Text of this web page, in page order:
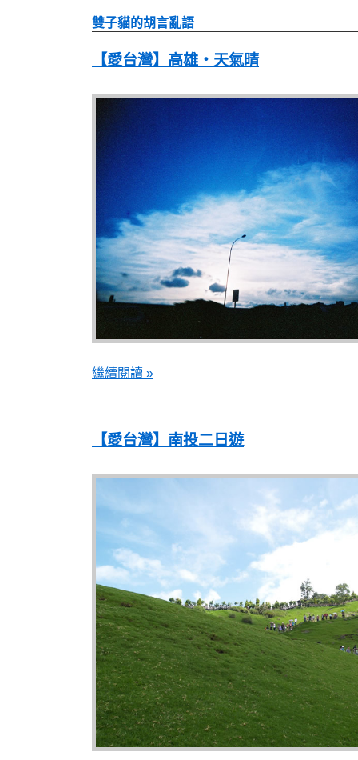
雙子貓的胡言亂語
【愛台灣】高雄‧天氣晴
繼續閱讀 »
【愛台灣】南投二日遊